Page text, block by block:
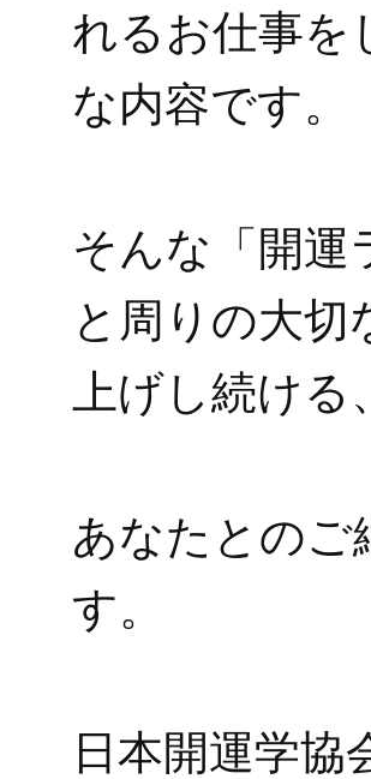
れるお仕事を
な内容です。
そんな「開運
と周りの大切
上げし続け
あなたとのご
す。
日本開運学協